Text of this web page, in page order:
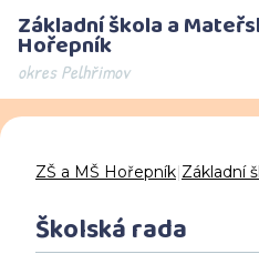
Základní škola a
Hořepník
okres Pelhřimov
ZŠ a MŠ Hořepník|Základní
Školská rada